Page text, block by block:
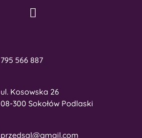
795 566 887
ul. Kosowska 26
08-300 Sokołów Podlaski
przedsal@gmail.com